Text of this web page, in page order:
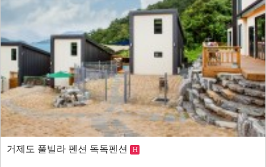
거제도 풀빌라 펜션 독독펜션 H